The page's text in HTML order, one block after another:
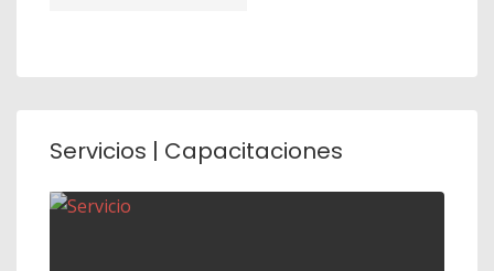
Servicios | Capacitaciones